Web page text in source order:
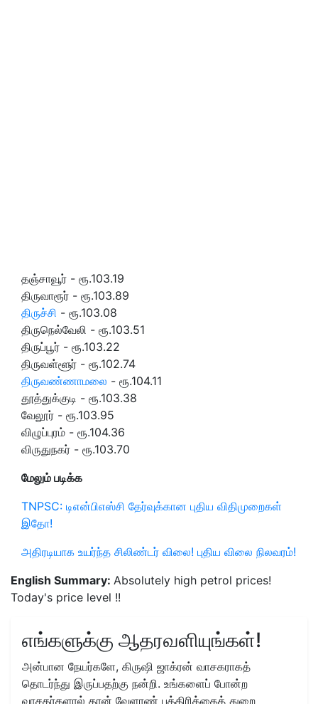
தஞ்சாவூர் - ரூ.103.19
திருவாரூர் - ரூ.103.89
திருச்சி - ரூ.103.08
திருநெல்வேலி - ரூ.103.51
திருப்பூர் - ரூ.103.22
திருவள்ளூர் - ரூ.102.74
திருவண்ணாமலை - ரூ.104.11
தூத்துக்குடி - ரூ.103.38
வேலூர் - ரூ.103.95
விழுப்புரம் - ரூ.104.36
விருதுநகர் - ரூ.103.70
மேலும் படிக்க
TNPSC: டிஎன்பிஎஸ்சி தேர்வுக்கான புதிய விதிமுறைகள்
இதோ!
அதிரடியாக உயர்ந்த சிலிண்டர் விலை! புதிய விலை நிலவரம்!
English Summary: Absolutely high petrol prices!
Today's price level !!
எங்களுக்கு ஆதரவளியுங்கள்!
அன்பான நேயர்களே, கிருஷி ஜாக்ரன் வாசகராகத்
தொடர்ந்து இருப்பதற்கு நன்றி. உங்களைப் போன்ற
வாசகர்களால் தான் வேளாண் பத்திரிக்கைத் துறை